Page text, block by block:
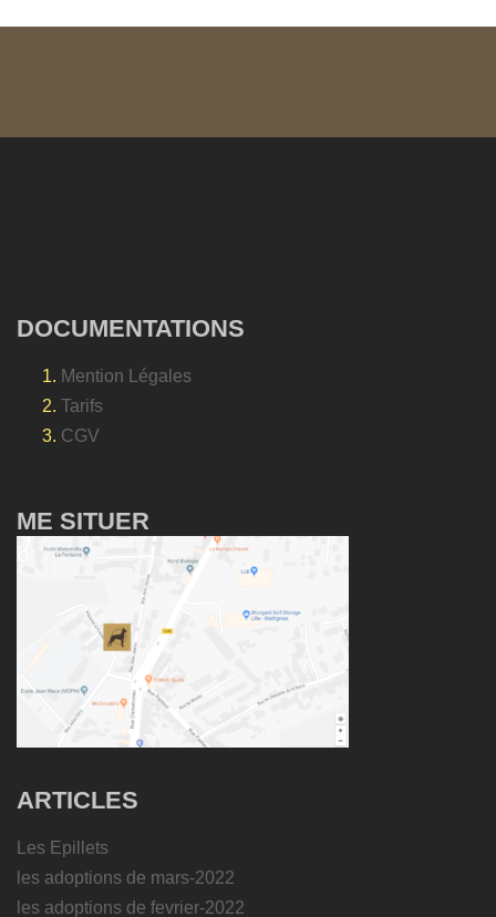
DOCUMENTATIONS
Mention Légales
Tarifs
CGV
ME SITUER
ARTICLES
Les Epillets
les adoptions de mars-2022
les adoptions de fevrier-2022